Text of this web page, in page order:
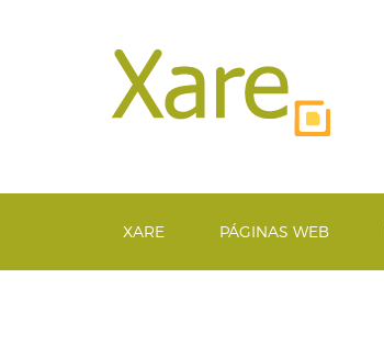
XARE PÁGINAS WEB